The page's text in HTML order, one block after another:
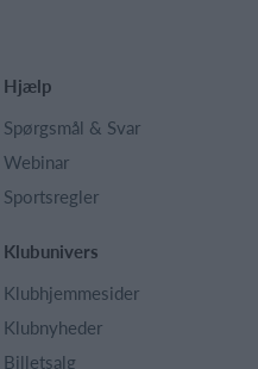
Hjælp
Spørgsmål & Svar
Webinar
Sportsregler
Klubunivers
Klubhjemmesider
Klubnyheder
Billetsalg